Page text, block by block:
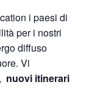
i paesi di
per i nostri
diffuso
Vi
, nuovi itinerari